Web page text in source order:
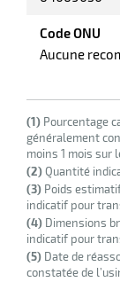
Code ONU
Aucune
(1) Pourcentage
généralement
moins 1 mois sur
(2)Quantité
(3) Poids
indicatif pour
(4) Dimensions
indicatif pour
(5) Date de
constatée de